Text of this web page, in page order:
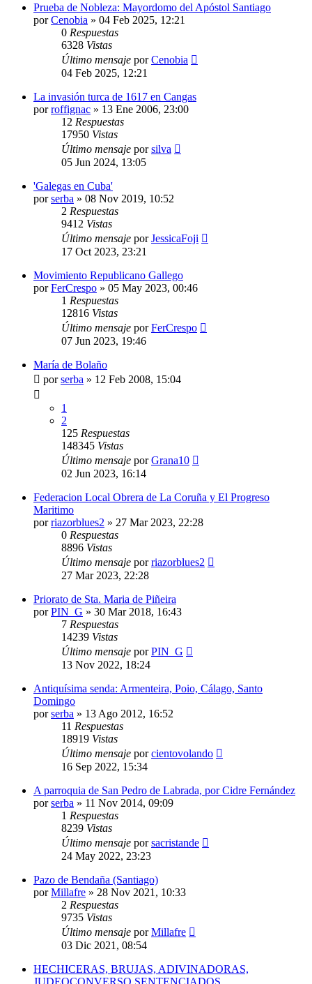
Prueba de Nobleza: Mayordomo del Apóstol Santiago
porCenobia » 04 Feb 2025, 12:21
0 Respuestas
6328 Vistas
Último mensaje porCenobia
04 Feb 2025, 12:21
La invasión turca de 1617 en Cangas
porroffignac » 13 Ene 2006, 23:00
12 Respuestas
17950 Vistas
Último mensaje porsilva
05 Jun 2024, 13:05
'Galegas en Cuba'
porserba » 08 Nov 2019, 10:52
2 Respuestas
9412 Vistas
Último mensaje porJessicaFoji
17 Oct 2023, 23:21
Movimiento Republicano Gallego
porFerCrespo » 05 May 2023, 00:46
1 Respuestas
12816 Vistas
Último mensaje porFerCrespo
07 Jun 2023, 19:46
María de Bolaño
porserba » 12 Feb 2008, 15:04
1
2
125 Respuestas
148345 Vistas
Último mensaje porGrana10
02 Jun 2023, 16:14
Federacion Local Obrera de La Coruña y El Progreso
Maritimo
porriazorblues2 » 27 Mar 2023, 22:28
0 Respuestas
8896 Vistas
Último mensaje porriazorblues2
27 Mar 2023, 22:28
Priorato de Sta. Maria de Piñeira
porPIN_G » 30 Mar 2018, 16:43
7 Respuestas
14239 Vistas
Último mensaje porPIN_G
13 Nov 2022, 18:24
Antiquísima senda: Armenteira, Poio, Cálago, Santo
Domingo
porserba » 13 Ago 2012, 16:52
11 Respuestas
18919 Vistas
Último mensaje porcientovolando
16 Sep 2022, 15:34
A parroquia de San Pedro de Labrada, por Cidre Fernández
porserba » 11 Nov 2014, 09:09
1 Respuestas
8239 Vistas
Último mensaje porsacristande
24 May 2022, 23:23
Pazo de Bendaña (Santiago)
porMillafre » 28 Nov 2021, 10:33
2 Respuestas
9735 Vistas
Último mensaje porMillafre
03 Dic 2021, 08:54
HECHICERAS, BRUJAS, ADIVINADORAS,
JUDEOCONVERSO SENTENCIADOS